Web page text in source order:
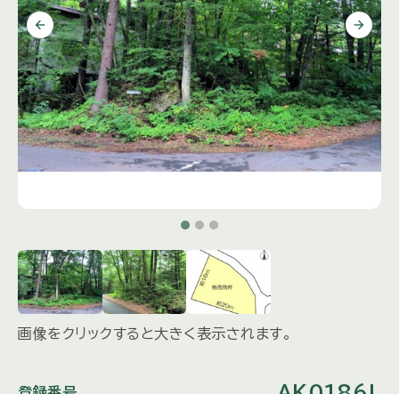
画像をクリックすると大きく表示されます。